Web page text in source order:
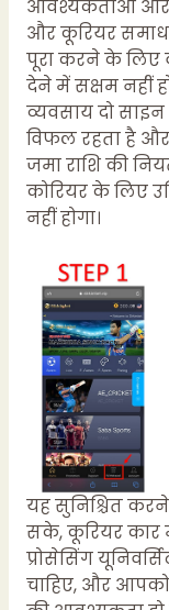
आवश्यकताओं और
और कूरियर
पूरा करने के लिए
देने में सक्षम नहीं
व्यवसाय दो
विफल रहता है
जमा राशि की
कोरियर के लिए
नहीं होगा।
यह सुनिश्चित
सके, कूरियर
प्रोसेसिंग
चाहिए, और